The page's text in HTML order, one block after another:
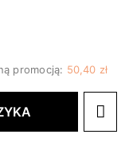
promocją: 50,40 zł